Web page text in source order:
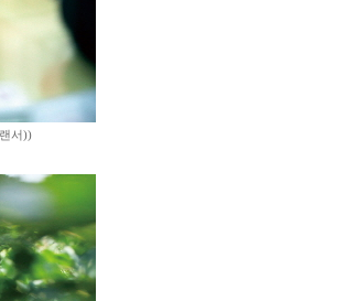
서))